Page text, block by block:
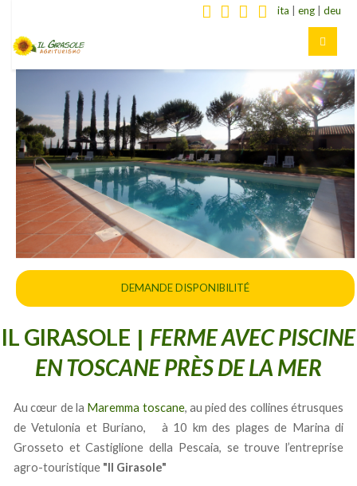
DEMANDE DISPONIBILITÉ
ita eng deu
IL GIRASOLE | FERME AVEC PISCINE
EN TOSCANE PRÈS DE LA MER
Au cœur de la Maremma toscane, au pied des collines étrusques
de Vetulonia et Buriano, à 10 km des plages de Marina di
Grosseto et Castiglione della Pescaia, se trouve l’entreprise
agro-touristique"Il Girasole"